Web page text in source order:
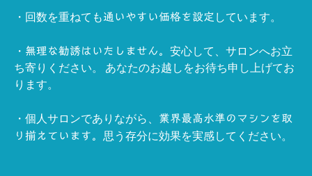
・回数を重ねても通いやすい価格を設定 しています。
・ 無理な勧誘はいたしません。 安心して、サロンへお立
ち寄りください。 あなたのお越しをお待ち申し上げてお
ります。
・個人サロンでありながら、
業界最高水準のマシンを取
り揃えています。 思う存分に効果を実感してください。